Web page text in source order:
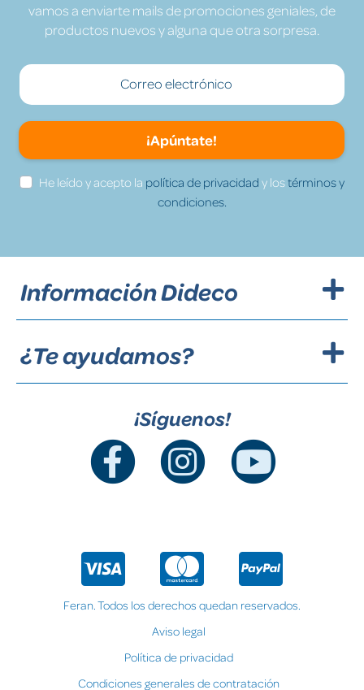
vamos a enviarte mails de promociones geniales, de
productos nuevos y alguna que otra sorpresa.
¡Apúntate!
He leído y acepto la política de privacidad y lostérminos y
condiciones.
Información Dideco
¿Te ayudamos?
¡Síguenos!
Feran. Todos los derechos quedan reservados.
Aviso legal
Política de privacidad
Condiciones generales de contratación